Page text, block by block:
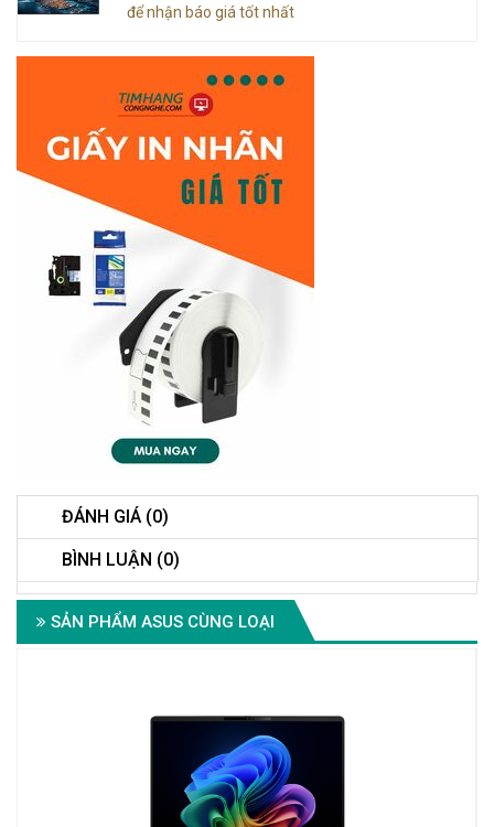
để nhận báo giá tốt nhất
ĐÁNH GIÁ (0)
BÌNH LUẬN (0)
SẢN PHẨM ASUS CÙNG LOẠI